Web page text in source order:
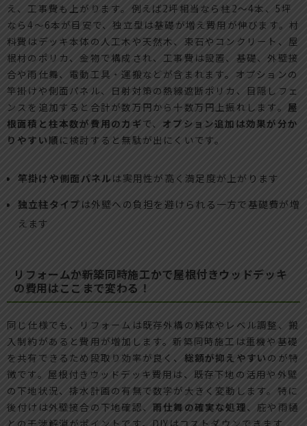
え、工事費も上がります。例えば2坪相当なら柱2～4本、5坪
なら4～6本が目安で、独立型は基礎が増え費用が伸びます。材
料費はデッキ本体の人工木や天然木、束石やコンクリート、屋
根材のポリカ、金物で構成され、工事費は設置、基礎、外壁接
合や雨仕舞、電動工具・運搬などが含まれます。オプションの
竿掛けや側面パネル、日射対策の熱線遮断ポリカ、目隠しフェ
ンスを追加すると合計が数万円から十数万円上振れします。 屋
根面積と柱本数が費用のカギで、 オプション追加は効果が分か
りやすい順 に検討すると無駄が出にくいです。
竿掛けや側面パネル は実用性が高く満足度が上がります
独立柱タイプ は外壁への負担を避けられる一方で基礎費が増
えます
リフォームか新築同時施工かで屋根付きウッドデッキ
の費用はここまで変わる！
同じ仕様でも、リフォームは既存外構の解体やレベル調整、搬
入制約があると費用が増加します。新築同時施工は重機や基礎
を共有できるため段取り効率が良く、 総額が抑えやすい のが特
徴です。屋根付きウッドデッキ費用は、既存下地の活用や外壁
の下地状況、排水計画の有無で数字が大きく変動します。特に
後付けは外壁接合の下地確認、 雨仕舞の確実な処理、庇や雨樋
との干渉解消がポイントです。DIYはコストダウンできます